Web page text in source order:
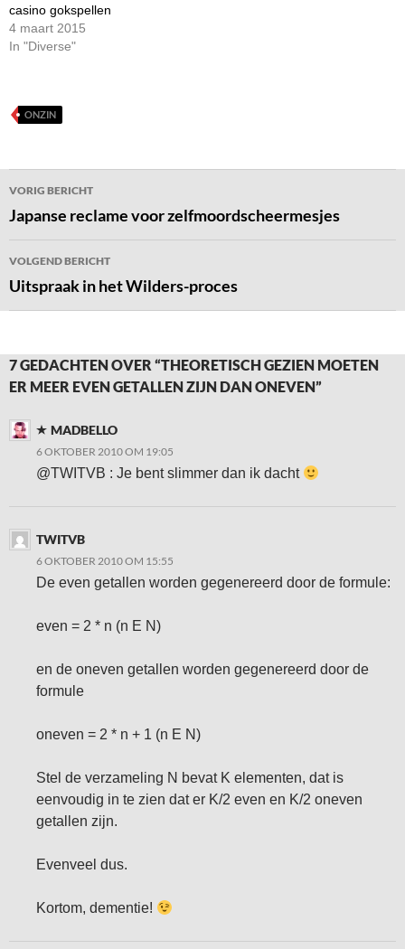
casino gokspellen
4 maart 2015
In "Diverse"
ONZIN
Bericht
navigatie
VORIG BERICHT
Japanse reclame voor zelfmoordscheermesjes
VOLGEND BERICHT
Uitspraak in het Wilders-proces
7 GEDACHTEN OVER “THEORETISCH GEZIEN MOETEN
ER MEER EVEN GETALLEN ZIJN DAN ONEVEN”
MADBELLO
6 OKTOBER 2010 OM 19:05
@TWITVB : Je bent slimmer dan ik dacht
TWITVB
6 OKTOBER 2010 OM 15:55
De even getallen worden gegenereerd door de formule:
even = 2 * n (n E N)
en de oneven getallen worden gegenereerd door de
formule
oneven = 2 * n + 1 (n E N)
Stel de verzameling N bevat K elementen, dat is
eenvoudig in te zien dat er K/2 even en K/2 oneven
getallen zijn.
Evenveel dus.
Kortom, dementie!